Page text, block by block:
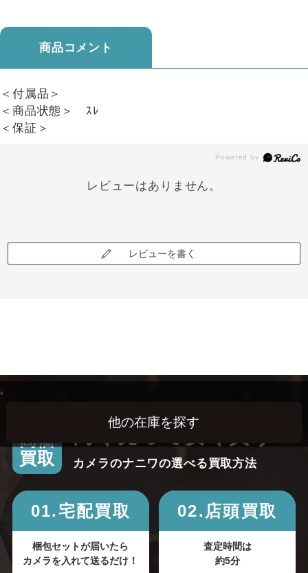
商品コメント
＜付属品＞
＜商品状態＞ ｽﾚ
＜保証＞
レビューはありません。
レビューを書く
高価
買取
高く売って安く買う！
カメラのナニワの選べる買取方法
01.宅配買取
梱包セットが届いたら
カメラを入れて送るだけ！
02.店頭買取
査定時間は
約5分